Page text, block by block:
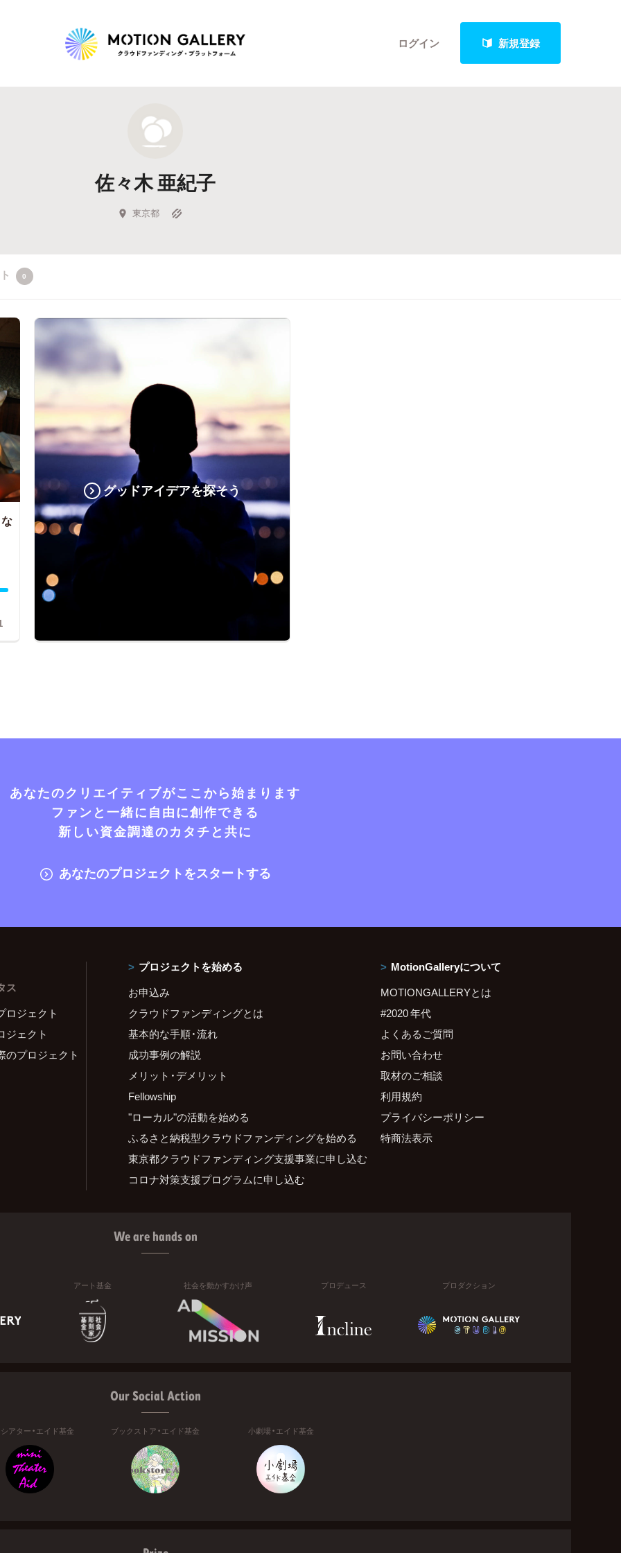
ログイン 新規登録
新着プロジェクト
Feature
キュレーターから探す
佐々木 亜紀子
東京都
0
グッドアイデアを探そう
あなたのクリエイティブがここから始まります
ファンと一緒に自由に創作できる
新しい資金調達のカタチと共に
あなたのプロジェクトをスタートする
ス
ロジェクト
ジェクト
のプロジェクト
プロジェクトを始める
お申込み
クラウドファンディングとは
基本的な手順・流れ
成功事例の解説
メリット・デメリット
Fellowship
"ローカル"の活動を始める
ふるさと納税型クラウドファンディングを始める
東京都クラウドファンディング支援事業に申し込む
コロナ対策支援プログラムに申し込む
MotionGalleryについて
MOTIONGALLERYとは
#2020 年代
よくあるご質問
お問い合わせ
取材のご相談
利用規約
プライバシーポリシー
特商法表示
We are hands on
アート基金 社会を動かすかけ声 プロデュース プロダクション
Our Social Action
アター・エイド基金 ブックストア・エイド基金 小劇場・エイド基金